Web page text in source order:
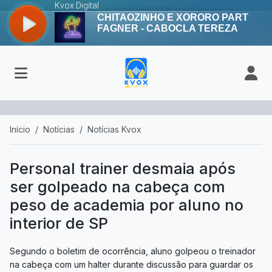
Início Notícias Notícias Kvox
Personal trainer desmaia após
ser golpeado na cabeça com
peso de academia por aluno no
interior de SP
Segundo o boletim de ocorrência, aluno golpeou o treinador
na cabeça com um halter durante discussão para guardar os